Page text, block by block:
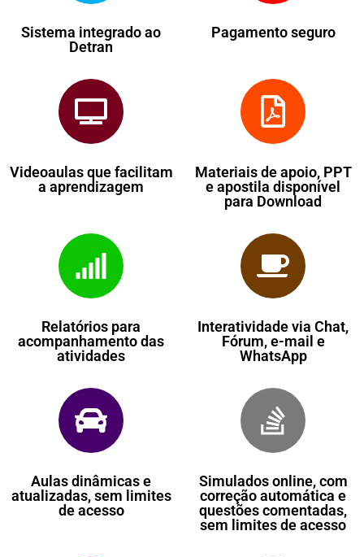
Sistema integrado ao
Detran
Pagamento seguro
Videoaulas que facilitam
a aprendizagem
Materiais de apoio, PPT
e apostila disponível
para Download
Relatórios para
acompanhamento das
atividades
Interatividade via Chat,
Fórum, e-mail e
WhatsApp
Aulas dinâmicas e
atualizadas, sem limites
de acesso
Simulados online, com
correção automática e
questões comentadas,
sem limites de acesso